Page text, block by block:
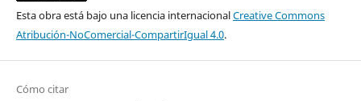
Esta obra está bajo una licencia internacionalCreative Commons
Atribución-NoComercial-CompartirIgual 4.0.
Cómo citar